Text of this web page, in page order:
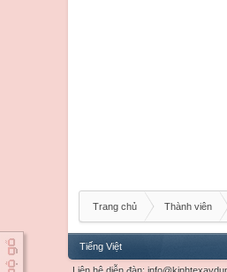
Trang chủ Thành viên
Tiếng Việt